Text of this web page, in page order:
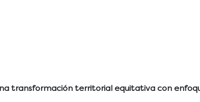
transformación territorial equitativa con